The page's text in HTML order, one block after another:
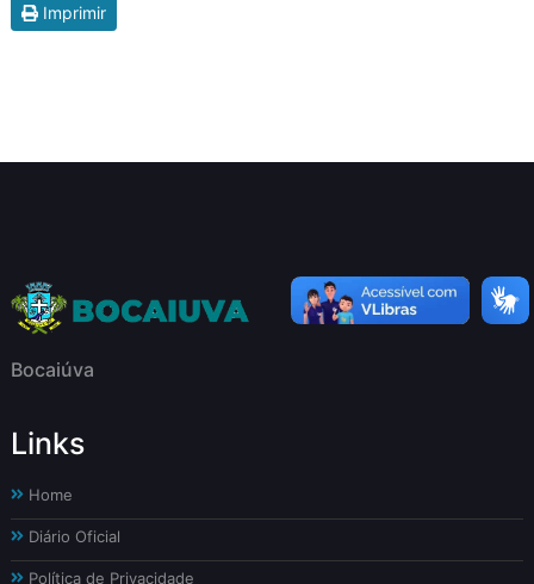
Imprimir
Bocaiúva
Links
Home
Diário Oficial
Política de Privacidade